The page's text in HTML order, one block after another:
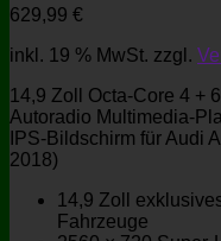
629,99 €
inkl. 19 % MwSt. zzgl.
14,9 Zoll Octa-Core 4 +
Autoradio Multimedia-
IPS-Bildschirm für Audi
2018)
14,9 Zoll
Fahrzeuge